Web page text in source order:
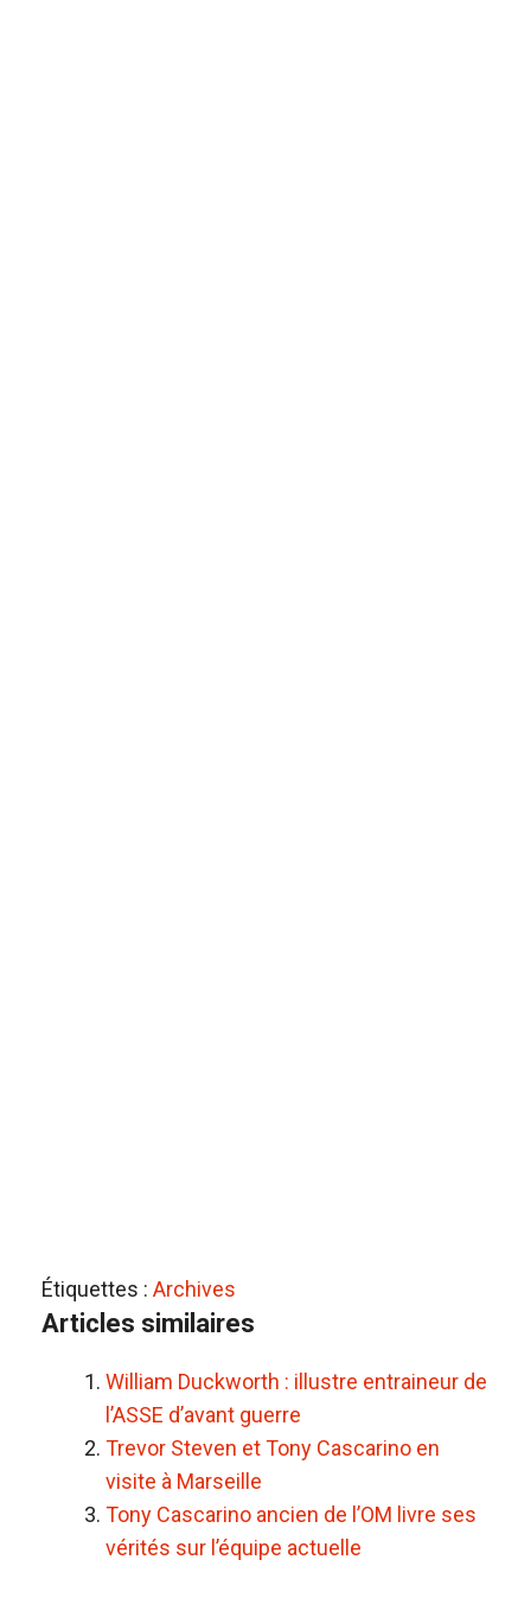
Étiquettes : Archives
Articles similaires
William Duckworth : illustre entraineur de
l’ASSE d’avant guerre
Trevor Steven et Tony Cascarino en
visite à Marseille
Tony Cascarino ancien de l’OM livre ses
vérités sur l’équipe actuelle